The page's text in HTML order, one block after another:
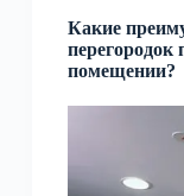
Какие
помещении?